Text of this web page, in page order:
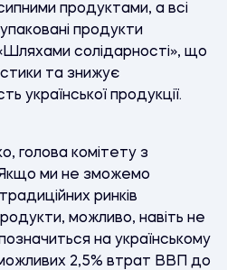
продуктами, а всі
продукти
солідарності», що
та знижує
української продукції.
голова комітету з
ми не зможемо
ринків
можливо, навіть не
на українському
2,5% втрат ВВП до